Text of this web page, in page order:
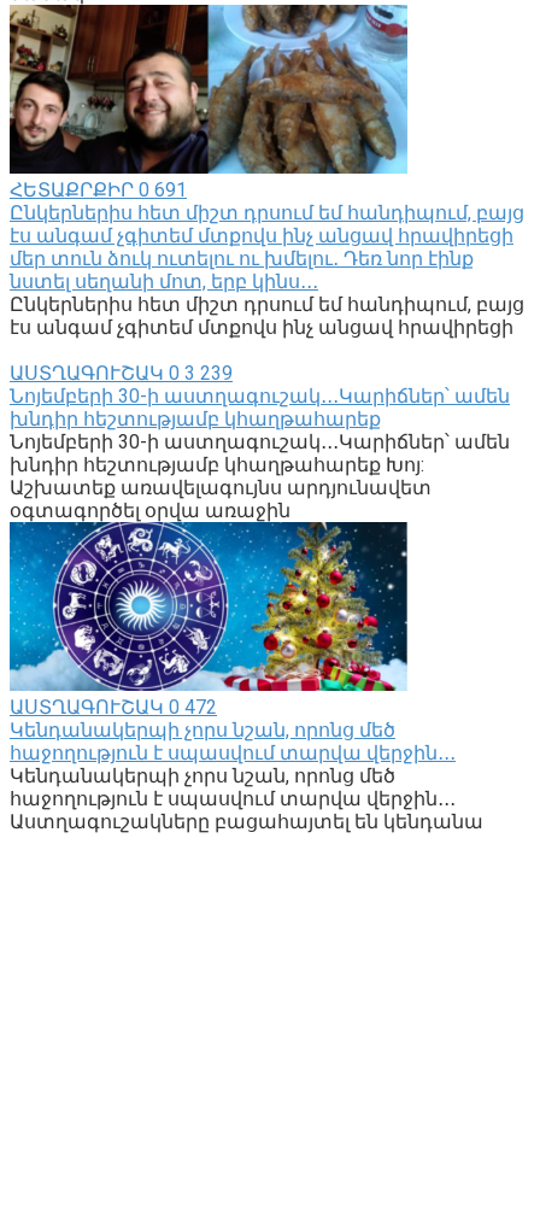
ՀԵՏԱՔՐՔԻՐ 0 691
Ընկերներիս հետ միշտ դրսում եմ հանդիպում, բայց
էս անգամ չգիտեմ մտքովս ինչ անցավ հրավիրեցի
մեր տուն ձուկ ուտելու ու խմելու․ Դեռ նոր էինք
նստել սեղանի մոտ, երբ կինս․․․
Ընկերներիս հետ միշտ դրսում եմ հանդիպում, բայց
էս անգամ չգիտեմ մտքովս ինչ անցավ հրավիրեցի
ԱՍՏՂԱԳՈՒՇԱԿ 0 3 239
Նոյեմբերի 30-ի աստղագուշակ․․․Կարիճներ՝ ամեն
խնդիր հեշտությամբ կհաղթահարեք
Նոյեմբերի 30-ի աստղագուշակ․․․Կարիճներ՝ ամեն
խնդիր հեշտությամբ կհաղթահարեք Խոյ:
Աշխատեք առավելագույնս արդյունավետ
օգտագործել օրվա առաջին
ԱՍՏՂԱԳՈՒՇԱԿ 0 472
Կենդանակերպի չորս նշան, որոնց մեծ
հաջողություն է սպասվում տարվա վերջին․․․
Կենդանակերպի չորս նշան, որոնց մեծ
հաջողություն է սպասվում տարվա վերջին․․․
Աստղագուշակները բացահայտել են կենդանա